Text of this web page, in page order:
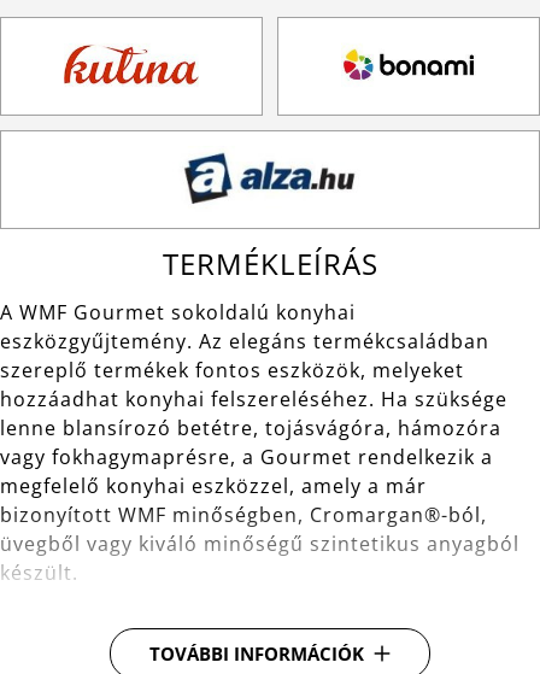
TERMÉKLEÍRÁS
A WMF Gourmet sokoldalú konyhai
eszközgyűjtemény. Az elegáns termékcsaládban
szereplő termékek fontos eszközök, melyeket
hozzáadhat konyhai felszereléséhez. Ha szüksége
lenne blansírozó betétre, tojásvágóra, hámozóra
vagy fokhagymaprésre, a Gourmet rendelkezik a
megfelelő konyhai eszközzel, amely a már
bizonyított WMF minőségben, Cromargan®-ból,
üvegből vagy kiváló minőségű szintetikus anyagból
készült.
Anyag: Cromargan® rozsdamentes acél, amely
méretben stabil, mosogatógépben mosható,
TOVÁBBI INFORMÁCIÓK